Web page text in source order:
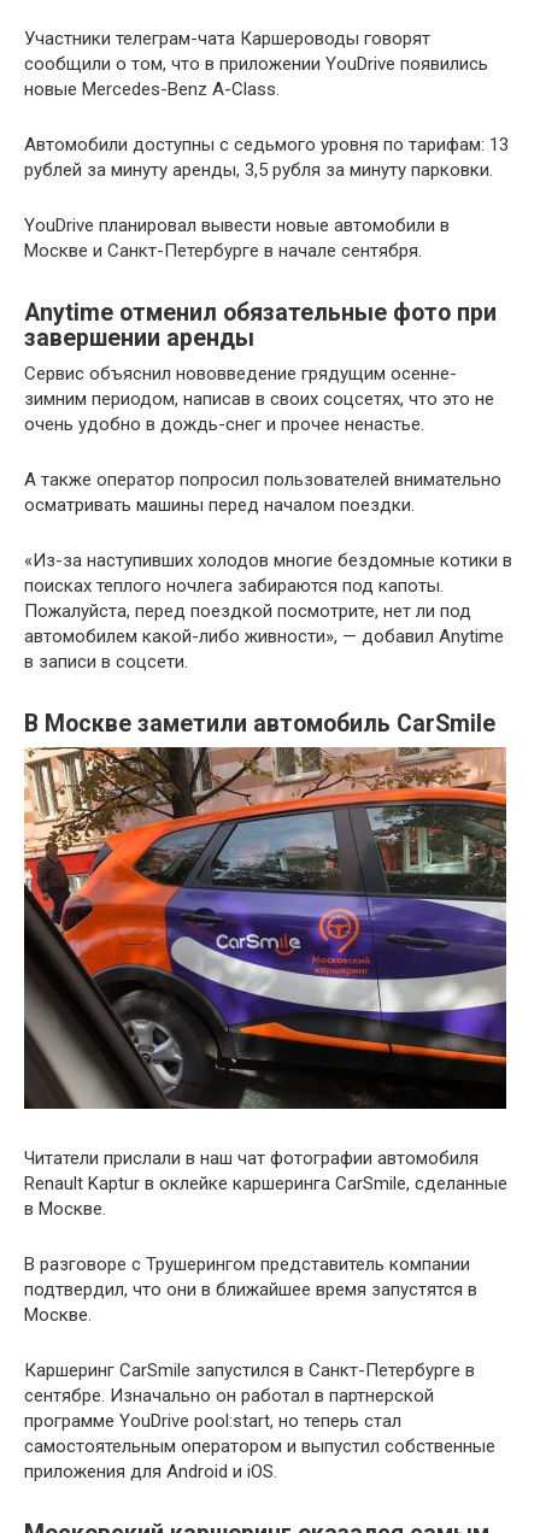
Участники телеграм-чата Каршероводы говорят
сообщили о том, что в приложении YouDrive появились
новые Mercedes-Benz A-Class.
Автомобили доступны с седьмого уровня по тарифам: 13
рублей за минуту аренды, 3,5 рубля за минуту парковки.
YouDrive планировал вывести новые автомобили в
Москве и Санкт-Петербурге в начале сентября.
Anytime отменил обязательные фото при
завершении аренды
Сервис объяснил нововведение грядущим осенне-
зимним периодом, написав в своих соцсетях, что это не
очень удобно в дождь-снег и прочее ненастье.
А также оператор попросил пользователей внимательно
осматривать машины перед началом поездки.
«Из-за наступивших холодов многие бездомные котики в
поисках теплого ночлега забираются под капоты.
Пожалуйста, перед поездкой посмотрите, нет ли под
автомобилем какой-либо живности», — добавил Anytime
в записи в соцсети.
В Москве заметили автомобиль CarSmile
Читатели прислали в наш чат фотографии автомобиля
Renault Kaptur в оклейке каршеринга CarSmile, сделанные
в Москве.
В разговоре с Трушерингом представитель компании
подтвердил, что они в ближайшее время запустятся в
Москве.
Каршеринг CarSmile запустился в Санкт-Петербурге в
сентябре. Изначально он работал в партнерской
программе YouDrive pool:start, но теперь стал
самостоятельным оператором и выпустил собственные
приложения для Android и iOS.